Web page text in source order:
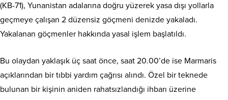
(KB-71), Yunanistan adalarına doğru yüzerek yasa dışı yollarla
geçmeye çalışan 2 düzensiz göçmeni denizde yakaladı.
Yakalanan göçmenler hakkında yasal işlem başlatıldı.
Bu olaydan yaklaşık üç saat önce, saat 20.00’de ise Marmaris
açıklarından bir tıbbi yardım çağrısı alındı. Özel bir teknede
bulunan bir kişinin aniden rahatsızlandığı ihbarı üzerine